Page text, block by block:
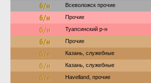
б/н Всеволожск прочие
б/н Прочие
б/н Туапсинский р-н
б/н Прочие
б/н Казань, служебные
б/н Казань, служебные
б/н Havelland, прочие